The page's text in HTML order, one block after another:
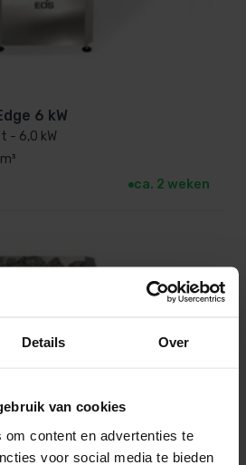
Details Over
van cookies
om content en advertenties te
voor social media te bieden
6 kW
- 6,0 kW
ca. 2 weken